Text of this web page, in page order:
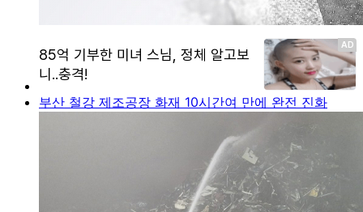
부산 철강 제조공장 화재 10시간여 만에 완전 진화